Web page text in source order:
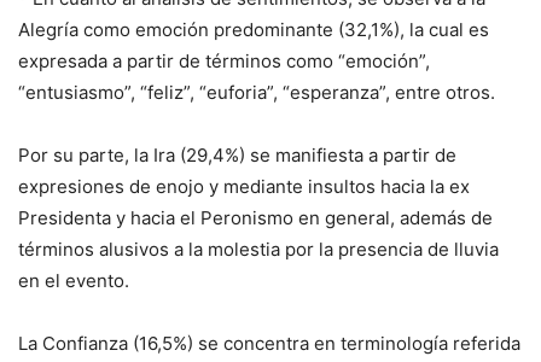
Alegría como emoción predominante (32,1%), la cual es
expresada a partir de términos como “emoción”,
“entusiasmo”, “feliz”, “euforia”, “esperanza”, entre otros.
Por su parte, la Ira (29,4%) se manifiesta a partir de
expresiones de enojo y mediante insultos hacia la ex
Presidenta y hacia el Peronismo en general, además de
términos alusivos a la molestia por la presencia de lluvia
en el evento.
La Confianza (16,5%) se concentra en terminología referida